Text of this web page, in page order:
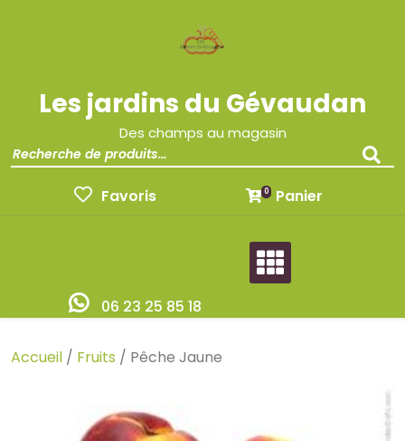
Les jardins du Gévaudan
Des champs au magasin
Favoris 0 Panier
06 23 25 85 18
Accueil / Fruits / Pêche Jaune